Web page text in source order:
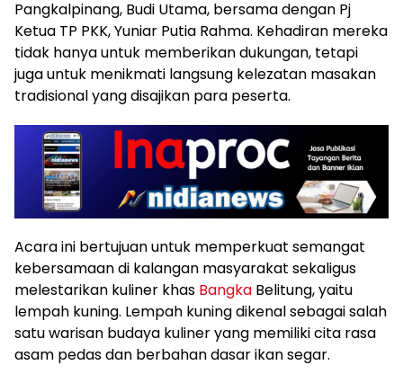
Pangkalpinang, Budi Utama, bersama dengan Pj
Ketua TP PKK, Yuniar Putia Rahma. Kehadiran mereka
tidak hanya untuk memberikan dukungan, tetapi
juga untuk menikmati langsung kelezatan masakan
tradisional yang disajikan para peserta.
Acara ini bertujuan untuk memperkuat semangat
kebersamaan di kalangan masyarakat sekaligus
melestarikan kuliner khas Bangka Belitung, yaitu
lempah kuning. Lempah kuning dikenal sebagai salah
satu warisan budaya kuliner yang memiliki cita rasa
asam pedas dan berbahan dasar ikan segar.